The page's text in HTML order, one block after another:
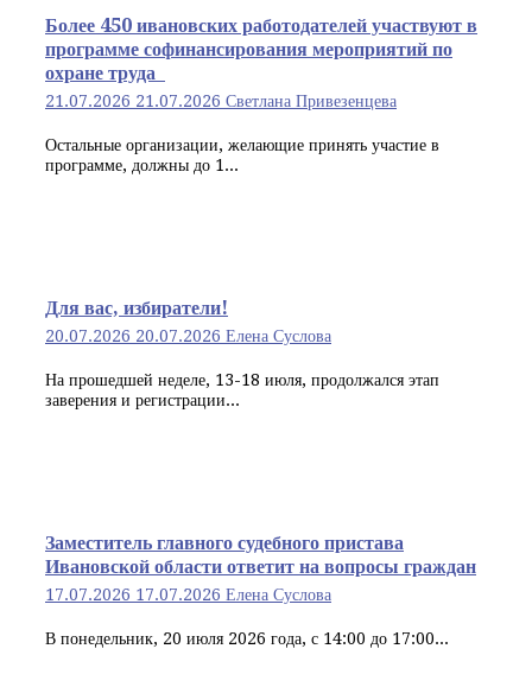
Более 450 ивановских работодателей участвуют в
программе софинансирования мероприятий по
охране труда
21.07.2026 21.07.2026 Светлана Привезенцева
Остальные организации, желающие принять участие в
программе, должны до 1...
Для вас, избиратели!
20.07.2026 20.07.2026 Елена Суслова
На прошедшей неделе, 13-18 июля, продолжался этап
заверения и регистрации...
Заместитель главного судебного пристава
Ивановской области ответит на вопросы граждан
17.07.2026 17.07.2026 Елена Суслова
В понедельник, 20 июля 2026 года, с 14:00 до 17:00...